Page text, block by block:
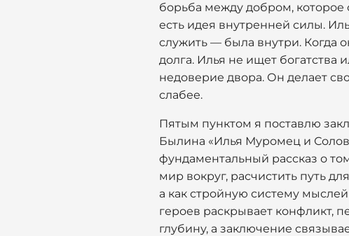
борьба между добром, которое
есть идея внутренней силы.
служить — была внутри. Когда
долга. Илья не ищет богатства
недоверие двора. Он делает
слабее.
Пятым пунктом я поставлю
Былина «Илья Муромец и
фундаментальный рассказ о
мир вокруг, расчистить путь
а как стройную систему
героев раскрывает конфликт,
глубину, а заключение